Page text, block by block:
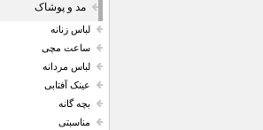
مد و پوشاک
لباس زنانه
ساعت مچی
لباس مردانه
عینک آفتابی
بچه گانه
مناسبتی